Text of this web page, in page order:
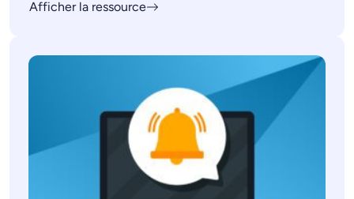
Afficher la ressource